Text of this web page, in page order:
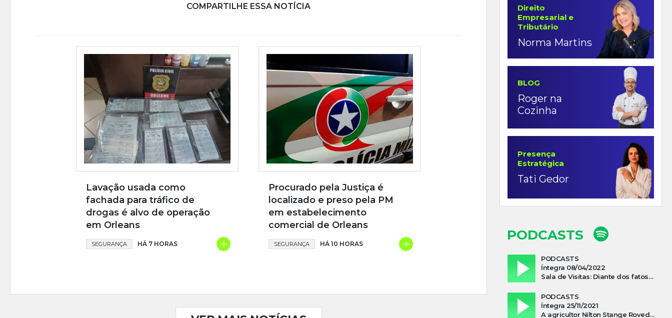
COMPARTILHE ESSA NOTÍCIA
Lavação usada como
fachada para tráfico de
drogas é alvo de operação
em Orleans
SEGURANÇA HÁ 7 HORAS +
Procurado pela Justiça é
localizado e preso pela PM
em estabelecimento
comercial de Orleans
SEGURANÇA HÁ 10 HORAS +
Direito
Empresarial e
Tributário
Norma Martins
BLOG
Roger na
Cozinha
Presença
Estratégica
Tati Gedor
PODCASTS
PODCASTS
Íntegra 08/04/2022
Sala de Visitas: Diante dos fatos que influenciam a economia o que podemos esperar de 2022
PODCASTS
Íntegra 25/11/2021
A agricultor Nilton Stange Roveda, afirma ter recebido ajuda espiritual durante acidente